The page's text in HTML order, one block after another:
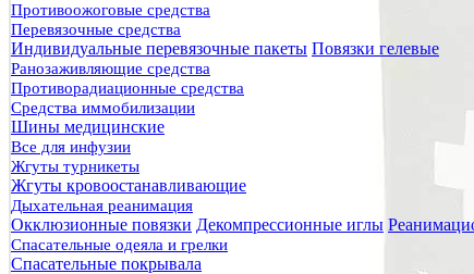
Противоожоговые средства
Перевязочные средства
Индивидуальные перевязочные пакеты Повязки гелевые
Ранозаживляющие средства
Противорадиационные средства
Средства иммобилизации
Шины медицинские
Все для инфузии
Жгуты турникеты
Жгуты кровоостанавливающие
Дыхательная реанимация
Окклюзионные повязки Декомпрессионные иглы
Спасательные одеяла и грелки
Спасательные покрывала